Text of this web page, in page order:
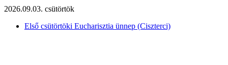
2026.09.03. csütörtök
Első csütörtöki Eucharisztia ünnep (Ciszterci)